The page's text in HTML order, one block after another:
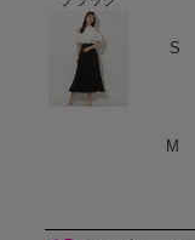
S
M